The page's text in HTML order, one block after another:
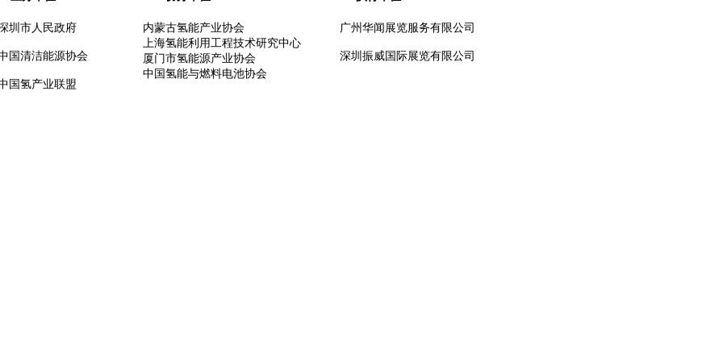
圳市人民政府
国清洁能源协会
国氢产业联盟
内蒙古氢能产业协会
上海氢能利用工程技术研究中心
厦门市氢能源产业协会
中国氢能与燃料电池协会
广州华闻展览服务有限公司
深圳振威国际展览有限公司